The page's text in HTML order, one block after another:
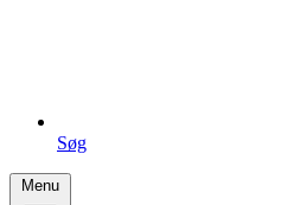
Søg
Menu